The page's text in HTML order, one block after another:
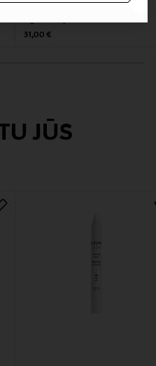
Finland
Original Price
31,00 €
JŪS